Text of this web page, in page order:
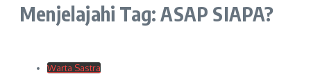
Menjelajahi Tag: ASAP SIAPA?
Warta Sastra